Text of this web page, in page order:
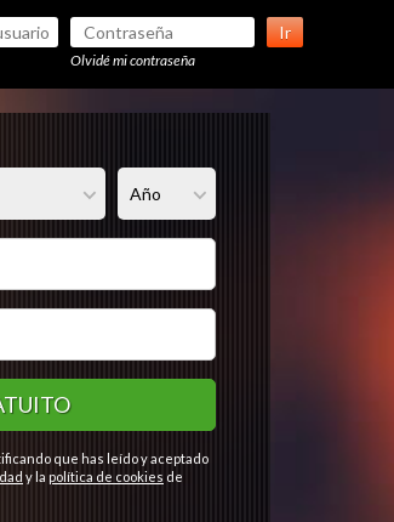
Ir
Olvidé mi contraseña
que has leído y aceptado
y la política de cookies de